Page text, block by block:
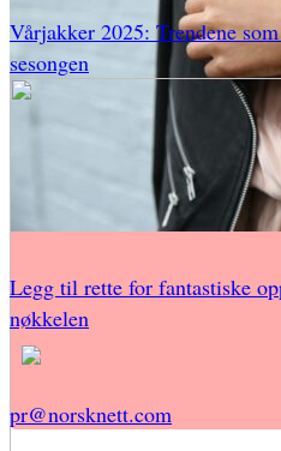
Vårjakker 2025: Trendene
sesongen
Legg til rette for fantastiske
nøkkelen
pr@norsknett.com